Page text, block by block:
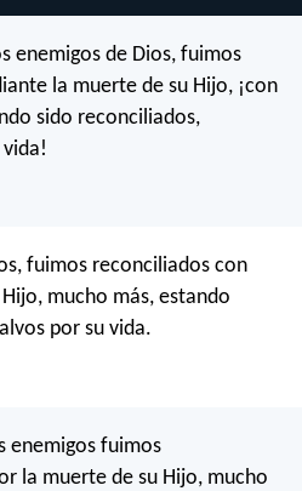
enemigos de Dios, fuimos
la muerte de su Hijo, ¡con
sido reconciliados,
fuimos reconciliados con
mucho más, estando
por su vida.
enemigos fuimos
la muerte de su Hijo, mucho